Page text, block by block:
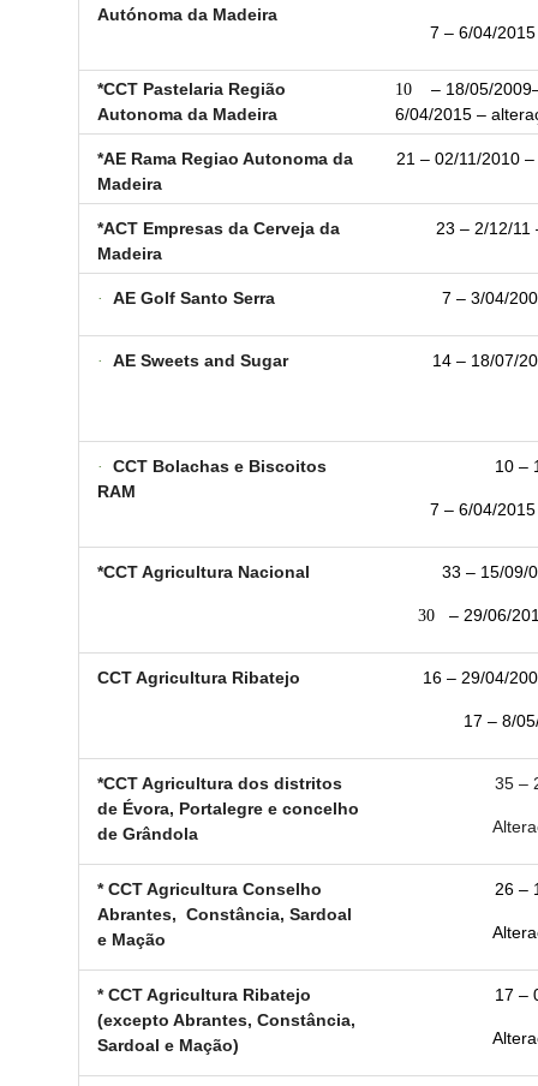
Autónoma da Madeira
7 – 6/04/
*CCT Pastelaria Região
Autonoma da Madeira
10 – 18/05/
6/04/2015 –
*AE Rama Regiao Autonoma da
Madeira
21 – 02/11/2010
*ACT Empresas da Cerveja da
Madeira
23 – 2/12/11
· AE Golf Santo Serra 7 – 3/04/
· AE Sweets and Sugar 14 – 18/07/
·
CCT Bolachas e Biscoitos
RAM
10 –
7 – 6/04/
*CCT Agricultura Nacional 33 – 15/09/
30– 29/06/
CCT Agricultura Ribatejo 16 – 29/04/
17 – 8/
*CCT Agricultura dos distritos
de Évora, Portalegre e concelho
de Grândola
35 –
* CCT Agricultura Conselho
Abrantes, Constância, Sardoal
e Mação
26 –
* CCT Agricultura Ribatejo
(excepto Abrantes, Constância,
Sardoal e Mação)
17 –